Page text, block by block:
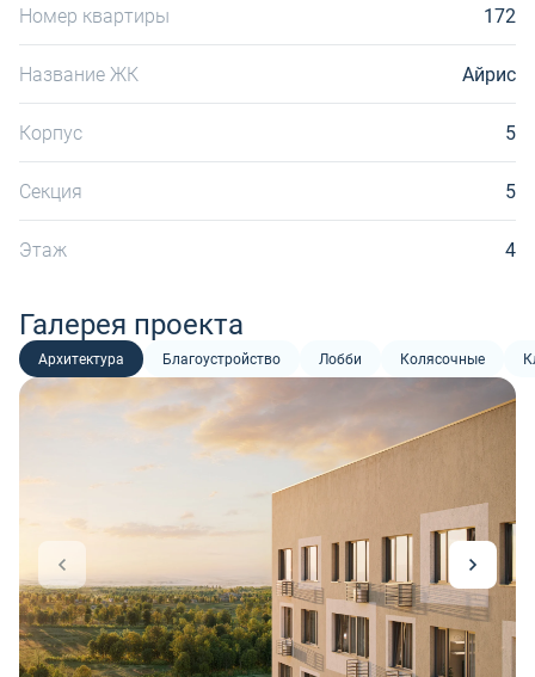
Номер квартиры 172
Название ЖК Айрис
Корпус 5
Секция 5
Этаж 4
Галерея проекта
Архитектура Благоустройство Лобби Колясочные